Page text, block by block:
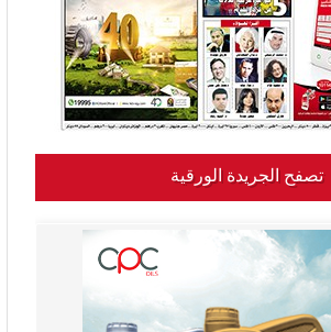
تصفح الجريدة الورقية